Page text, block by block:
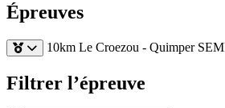
Épreuves
10km Le Croezou - Quimper
Filtrer l’épreuve